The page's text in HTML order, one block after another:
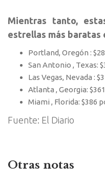
Mientras tanto,
estrellas más baratas
Portland, Oregón :
San Antonio , Texas:
Las Vegas, Nevada :
Atlanta , Georgia:
Miami , Florida: $386
Fuente: El Diario
Otras notas